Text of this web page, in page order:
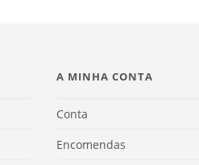
A MINHA CONTA
Conta
Encomendas